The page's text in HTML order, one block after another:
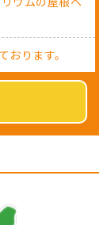
ります。